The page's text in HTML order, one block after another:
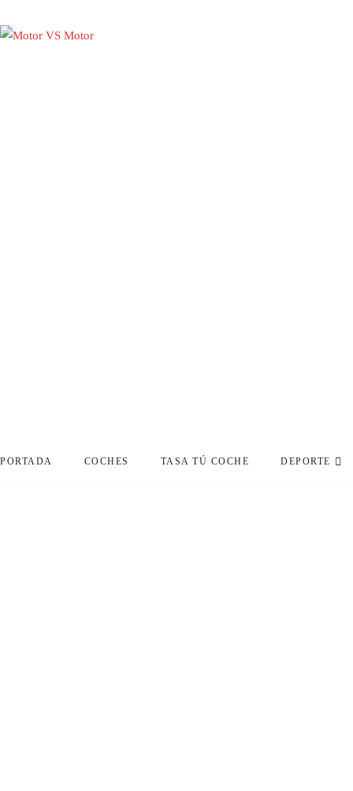
PORTADA COCHES TASA TÚ COCHE DEPORTE